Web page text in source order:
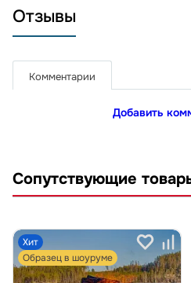
Отзывы
Комментарии
Добавить
Сопутствующие
Хит
Образец в шоуруме